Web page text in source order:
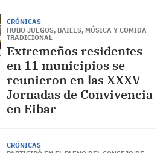
CRÓNICAS
HUBO JUEGOS, BAILES, MÚSICA Y COMIDA
TRADICIONAL
Extremeños residentes
en 11 municipios se
reunieron en las XXXV
Jornadas de Convivencia
en Eibar
CRÓNICAS